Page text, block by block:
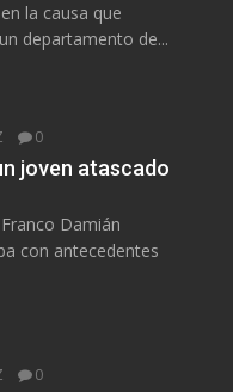
la causa que
departamento de...
0
joven atascado
Damián
con antecedentes
0